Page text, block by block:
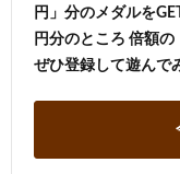
円」分のメダルを
円分のところ 倍額
ぜひ登録して遊んで